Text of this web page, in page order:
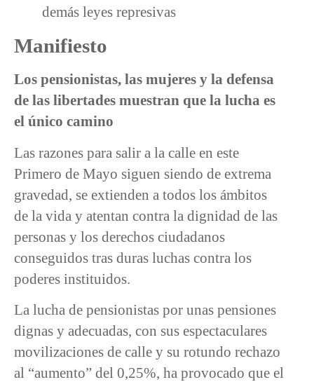
demás leyes represivas
Manifiesto
Los pensionistas, las mujeres y la defensa
de las libertades muestran que la lucha es
el único camino
Las razones para salir a la calle en este
Primero de Mayo siguen siendo de extrema
gravedad, se extienden a todos los ámbitos
de la vida y atentan contra la dignidad de las
personas y los derechos ciudadanos
conseguidos tras duras luchas contra los
poderes instituidos.
La lucha de pensionistas por unas pensiones
dignas y adecuadas, con sus espectaculares
movilizaciones de calle y su rotundo rechazo
al “aumento” del 0,25%, ha provocado que el